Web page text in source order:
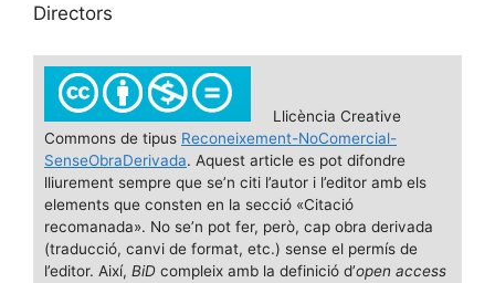
Directors
Llicència Creative
Commons de tipus Reconeixement-NoComercial-
SenseObraDerivada. Aquest article es pot difondre
lliurement sempre que se’n citi l’autor i l’editor amb els
elements que consten en la secció «Citació
recomanada». No se’n pot fer, però, cap obra derivada
(traducció, canvi de format, etc.) sense el permís de
l’editor. Així, BiD compleix amb la definició d’open access